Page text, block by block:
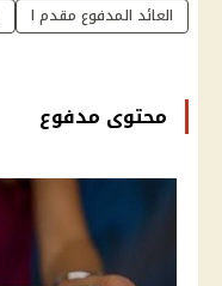
العائد المدفوع مقدم ا
محتوى مدفوع